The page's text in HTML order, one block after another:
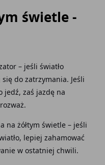
świetle -
– jeśli światło
do zatrzymania. Jeśli
jedź, zaś jazdę na
na żółtym świetle – jeśli
lepiej zahamować
w ostatniej chwili.